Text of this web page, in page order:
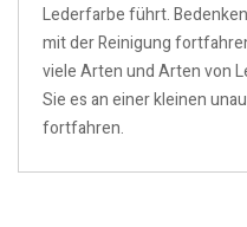
Lederfarbe führt.
mit der Reinigung
viele Arten und Arten von
Sie es an einer kleinen
fortfahren.